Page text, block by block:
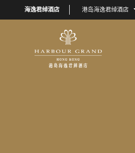
海逸君绰酒店 港岛海逸君绰酒店